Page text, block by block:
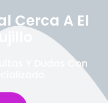
Cerca A El
Y Dudas Con